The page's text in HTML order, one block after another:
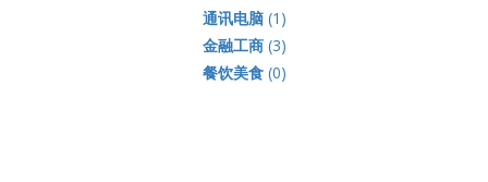
通讯电脑(1)
金融工商(3)
餐饮美食(0)